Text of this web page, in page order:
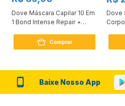
Dove Máscara Capilar 10 Em
1 Bond Intense Repair +
Comprar
Dove
Baixe Nosso App